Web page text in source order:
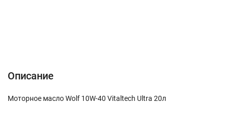
Описание
Моторное масло Wolf 10W-40 Vitaltech Ultra 20л